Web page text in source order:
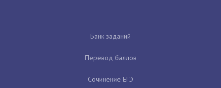
Банк заданий
Перевод баллов
Сочинение ЕГЭ